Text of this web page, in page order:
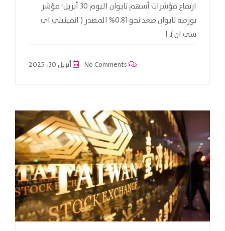
ارتفاع مؤشرات أسهم تايوان اليوم 30 أبريل؛ مؤشر
بورصة تايوان صعد نحو 0.81% المصدر ( انفينيتي اي
سي ان ), ا
أبريل 30، 2025